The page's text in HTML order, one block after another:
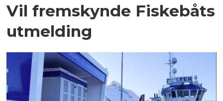
Vil fremskynde Fiskebåts
utmelding